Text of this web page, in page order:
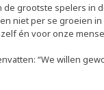
grootste spelers in
niet per se groeien
én voor onze
“We willen